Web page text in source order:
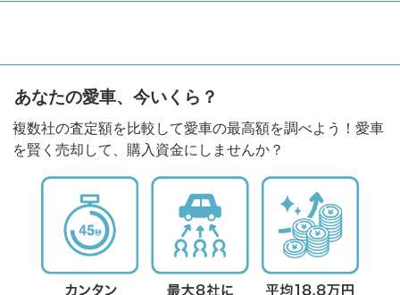
あなたの愛車、今いくら？
複数社の査定額を比較して愛車の最高額を調べよう！愛車
を賢く売却して、購入資金にしませんか？